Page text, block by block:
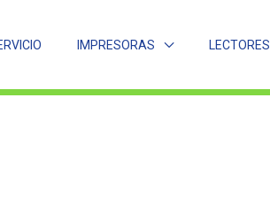
IMPRESORAS LECTORES